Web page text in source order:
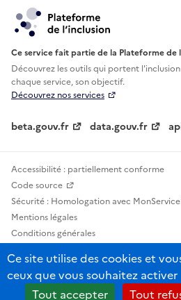
Ce service fait partie de la Plateforme de
Découvrez les outils qui portent
chaque service, son objectif.
Découvrez nos services
beta.gouv.fr data.gouv.fr
Accessibilité : partiellement conforme
Code source
Sécurité : Homologation avec
Mentions légales
Conditions générales
Statistiques, lexiques et indicateurs
Sauf mention contraire, tous les contenus
etalab-2.0
Ce site utilise des cookies et
ceux que vous souhaitez activer
Tout accepter
Tout